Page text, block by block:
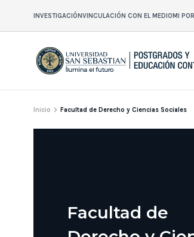
INVESTIGACIÓNVINCULACIÓN CON EL MEDIOMI
Inicio Facultad de Derecho y Ciencias Sociales
Facultad de